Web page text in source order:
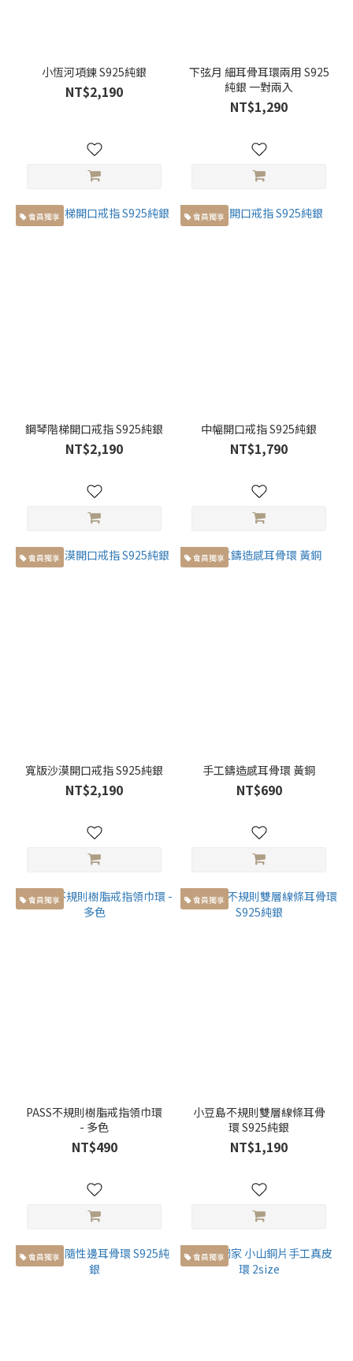
小恆河項鍊 S925純銀
NT$2,190
下弦月 細耳骨耳環兩用 S925
純銀 一對兩入
NT$1,290
會員獨享
鋼琴階梯開口戒指 S925純銀
NT$2,190
會員獨享
中幅開口戒指 S925純銀
NT$1,790
會員獨享
寬版沙漠開口戒指 S925純銀
NT$2,190
會員獨享
手工鑄造感耳骨環 黃銅
NT$690
會員獨享
PASS不規則樹脂戒指領巾環
- 多色
NT$490
會員獨享
小豆島不規則雙層線條耳骨
環 S925純銀
NT$1,190
會員獨享 會員獨享